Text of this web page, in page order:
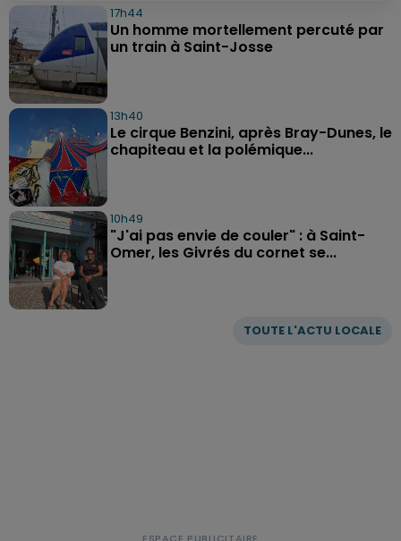
TOUTE L'ACTU LOCALE
17h44
Un homme mortellement percuté par
un train à Saint-Josse
13h40
Le cirque Benzini, après Bray-Dunes, le
chapiteau et la polémique...
10h49
"J'ai pas envie de couler" : à Saint-
Omer, les Givrés du cornet se...